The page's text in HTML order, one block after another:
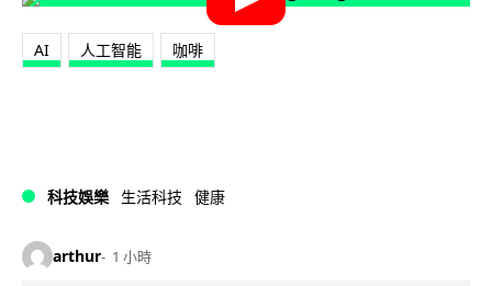
AI 人工智能 咖啡
科技娛樂 生活科技 健康
arthur 1 小時